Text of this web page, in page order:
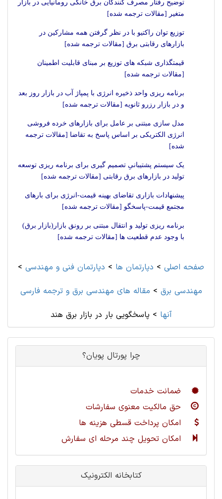
توضیح رفتار مصرف کنندگان برق خانگی رومانیایی در بازار
متغیر [مقالات ترجمه شده]
توزیع توان راکتیو با در نظر گرفتن همه مشارکین در
بازارهای رقابتی برق [مقالات ترجمه شده]
قیمتگذاری شبکه های توزیع بر مبنای قابلیت اطمینان
[مقالات ترجمه شده]
برنامه ریزی واحد ذخیره انرژی با پمپاژ آب در بازار روز بعد
و در بازار رزرو ثانویه [مقالات ترجمه شده]
مدل سازی مبتنی بر عامل برای بازارهای خرده فروشی
انرژی الکتریکی بر اساس پاسخ به تقاضا [مقالات ترجمه
شده]
یک سیستم پشتیبانیِ تصمیم گیری برای برنامه ریزی توسعه
تولید در بازارهای برق رقابتی [مقالات ترجمه شده]
پیشنهادات بازاری تقاضای بهینه قیمت-انرژی برای بارهای
مجتمع قیمت-پاسخگو [مقالات ترجمه شده]
برنامه ریزی تولید و انتقال مبتنی بر رونق بازار(بازار برق)
با وجود عدم قطعیت ها [مقالات ترجمه شده]
صفحه اصلی > دپارتمان ها > دپارتمان فنی و مهندسی >
مهندسی برق > مقاله های مهندسی برق و ترجمه فارسی
آنها > پاسخگویی بار در بازار برق هند
چرا پورتال پویان؟
ضمانت خدمات
حق مالکیت معنوی سفارشات
امکان پرداخت قسطی هزینه ها
امکان تحویل چند مرحله ای سفارش
کتابخانه الکترونیک